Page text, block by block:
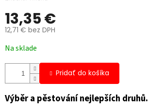
13,35 €
12,71 € bez DPH
cena:
Na sklade
Pridať do košíka
Výběr a pěstování nejlepších druhů.